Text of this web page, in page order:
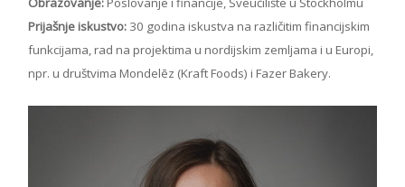
Prijašnje iskustvo: 30 godina iskustva na različitim financijskim
funkcijama, rad na projektima u nordijskim zemljama i u Europi,
npr. u društvima Mondelēz (Kraft Foods) i Fazer Bakery.